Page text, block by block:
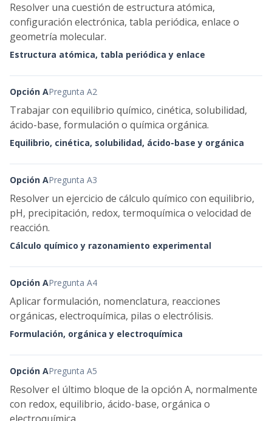
Resolver una cuestión de estructura atómica,
configuración electrónica, tabla periódica, enlace o
geometría molecular.
Estructura atómica, tabla periódica y enlace
Opción APregunta A2
Trabajar con equilibrio químico, cinética, solubilidad,
ácido-base, formulación o química orgánica.
Equilibrio, cinética, solubilidad, ácido-base y orgánica
Opción APregunta A3
Resolver un ejercicio de cálculo químico con equilibrio,
pH, precipitación, redox, termoquímica o velocidad de
reacción.
Cálculo químico y razonamiento experimental
Opción APregunta A4
Aplicar formulación, nomenclatura, reacciones
orgánicas, electroquímica, pilas o electrólisis.
Formulación, orgánica y electroquímica
Opción APregunta A5
Resolver el último bloque de la opción A, normalmente
con redox, equilibrio, ácido-base, orgánica o